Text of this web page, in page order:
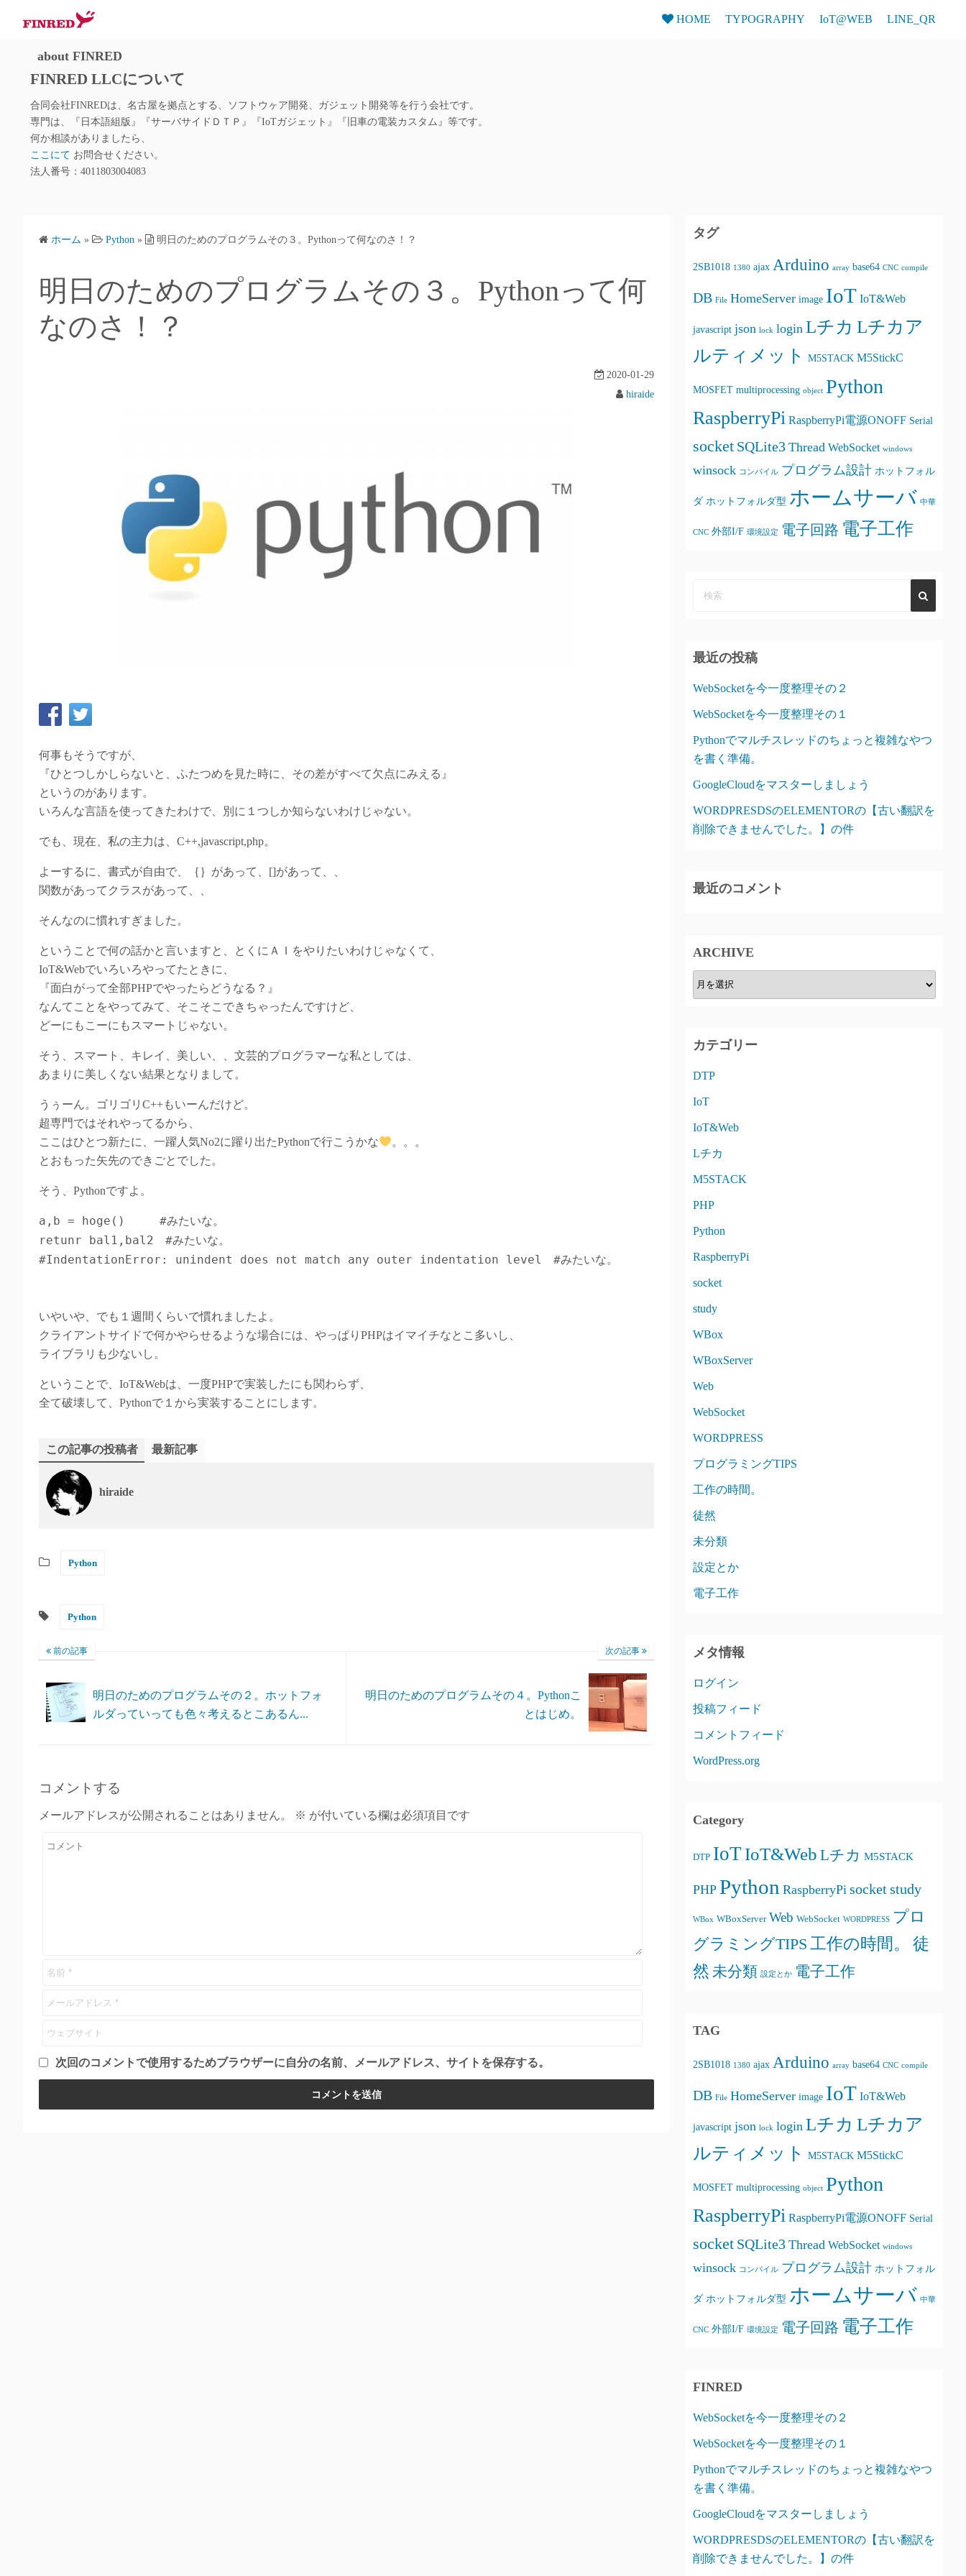
HOME TYPOGRAPHY IoT@WEB LINE_QR
about FINRED
FINRED LLCについて
合同会社FINREDは、名古屋を拠点とする、ソフトウヶア開発、ガジェット開発等を行う会社です。
専門は、『日本語組版』『サーバサイドＤＴＰ』『IoTガジェット』『旧車の電装カスタム』等です。
何か相談がありましたら、
ここにて お問合せください。
法人番号：4011803004083
ホーム » Python » 明日のためのプログラムその３。Pythonって何なのさ！？
明日のためのプログラムその３。Pythonって何
なのさ！？
2020-01-29
hiraide
何事もそうですが、
『ひとつしかしらないと、ふたつめを見た時に、その差がすべて欠点にみえる』
というのがあります。
いろんな言語を使ってきたわけで、別に１つしか知らないわけじゃない。
でも、現在、私の主力は、C++,javascript,php。
よーするに、書式が自由で、｛｝があって、[]があって、、
関数があってクラスがあって、、
そんなのに慣れすぎました。
ということで何の話かと言いますと、とくにＡＩをやりたいわけじゃなくて、
IoT&Webでいろいろやってたときに、
『面白がって全部PHPでやったらどうなる？』
なんてことをやってみて、そこそこできちゃったんですけど、
どーにもこーにもスマートじゃない。
そう、スマート、キレイ、美しい、、文芸的プログラマーな私としては、
あまりに美しくない結果となりまして。
うぅーん。ゴリゴリC++もいーんだけど。
超専門ではそれやってるから、
ここはひとつ新たに、一躍人気No2に躍り出たPythonで行こうかな
。。。
とおもった矢先のできごとでした。
そう、Pythonですよ。
a,b = hoge()　　　#みたいな。
retunr bal1,bal2　#みたいな。
#IndentationError: unindent does not match any outer indentation level　#みたいな。
いやいや、でも１週間くらいで慣れましたよ。
クライアントサイドで何かやらせるような場合には、やっぱりPHPはイマイチなとこ多いし、
ライブラリも少ないし。
ということで、IoT&Webは、一度PHPで実装したにも関わらず、
全て破壊して、Pythonで１から実装することにします。
この記事の投稿者 最新記事
hiraide
Python
Python
前の記事
明日のためのプログラムその２。ホットフォ
ルダっていっても色々考えるとこあるん...
次の記事
明日のためのプログラムその４。Pythonこ
とはじめ。
コメントする
メールアドレスが公開されることはありません。 ※ が付いている欄は必須項目です
次回のコメントで使用するためブラウザーに自分の名前、メールアドレス、サイトを保存する。
タグ
2SB1018 1380 ajax Arduino array base64 CNC compile
DB File HomeServer image IoT IoT&Web
javascript json lock login Lチカ Lチカア
ルティメット
M5STACK M5StickC
MOSFET multiprocessing object Python
RaspberryPi RaspberryPi電源ONOFF Serial
socket SQLite3 Thread WebSocket windows
winsock コンパイル プログラム設計 ホットフォル
ダ ホットフォルダ型 ホームサーバ 中華
CNC 外部I/F 環境設定 電子回路 電子工作
最近の投稿
WebSocketを今一度整理その２
WebSocketを今一度整理その１
Pythonでマルチスレッドのちょっと複雑なやつ
を書く準備。
GoogleCloudをマスターしましょう
WORDPRESDSのELEMENTORの【古い翻訳を
削除できませんでした。】の件
最近のコメント
ARCHIVE
A
R
I
V
カテゴリー
DTP
IoT
IoT&Web
Lチカ
M5STACK
PHP
Python
RaspberryPi
socket
study
WBox
WBoxServer
Web
WebSocket
WORDPRESS
プログラミングTIPS
工作の時間。
徒然
未分類
設定とか
電子工作
メタ情報
ログイン
投稿フィード
コメントフィード
WordPress.org
Category
DTP IoT IoT&Web Lチカ M5STACK
PHP Python RaspberryPi socketstudy
WBox WBoxServer Web WebSocket WORDPRESS プロ
グラミングTIPS 工作の時間。
徒
然 未分類 設定とか 電子工作
TAG
2SB1018 1380 ajax Arduino array base64 CNC compile
DB File HomeServer image IoT IoT&Web
javascript json lock login Lチカ Lチカア
ルティメット
M5STACK M5StickC
MOSFET multiprocessing object Python
RaspberryPi RaspberryPi電源ONOFF Serial
socket SQLite3 Thread WebSocket windows
winsock コンパイル プログラム設計 ホットフォル
ダ ホットフォルダ型 ホームサーバ 中華
CNC 外部I/F 環境設定 電子回路 電子工作
FINRED
WebSocketを今一度整理その２
WebSocketを今一度整理その１
Pythonでマルチスレッドのちょっと複雑なやつ
を書く準備。
GoogleCloudをマスターしましょう
WORDPRESDSのELEMENTORの【古い翻訳を
削除できませんでした。】の件